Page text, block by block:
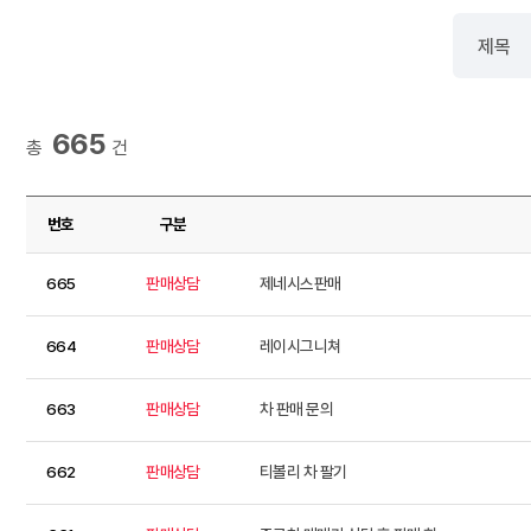
총 665 건
번호 구분
665 판매상담 제네시스판매
664 판매상담 레이시그니쳐
663 판매상담 차 판매 문의
662 판매상담 티볼리 차 팔기